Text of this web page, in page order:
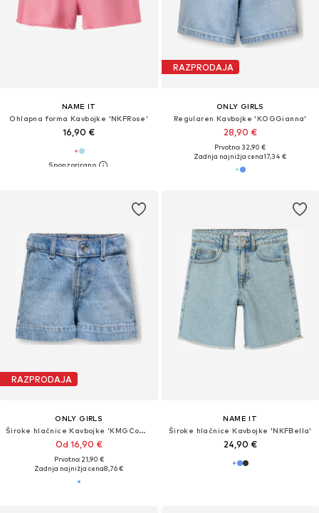
NAME IT
Ohlapna forma Kavbojke 'NKFRose'
16,90 €
RAZPRODAJA
ONLY GIRLS
Regularen Kavbojke 'KOGGianna'
28,90 €
Prvotno: 32,90 €
Zadnja najnižja cena17,34 €
RAZPRODAJA
ONLY GIRLS
Široke hlačnice Kavbojke 'KMGComet'
Od 16,90 €
Prvotno: 21,90 €
Zadnja najnižja cena8,76 €
NAME IT
Široke hlačnice Kavbojke 'NKFBella'
24,90 €